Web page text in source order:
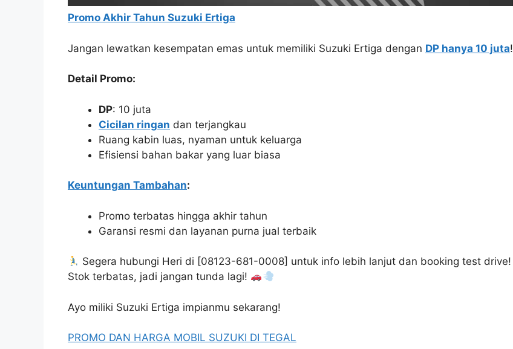
Promo Akhir Tahun Suzuki Ertiga
Jangan lewatkan kesempatan emas untuk memiliki Suzuki Ertiga dengan DP hanya 10 juta!
Detail Promo:
DP: 10 juta
Cicilan ringan dan terjangkau
Ruang kabin luas, nyaman untuk keluarga
Efisiensi bahan bakar yang luar biasa
Keuntungan Tambahan:
Promo terbatas hingga akhir tahun
Garansi resmi dan layanan purna jual terbaik
Segera hubungi Heri di [08123-681-0008] untuk info lebih lanjut dan booking test drive!
Stok terbatas, jadi jangan tunda lagi!
Ayo miliki Suzuki Ertiga impianmu sekarang!
PROMO DAN HARGA MOBIL SUZUKI DI TEGAL